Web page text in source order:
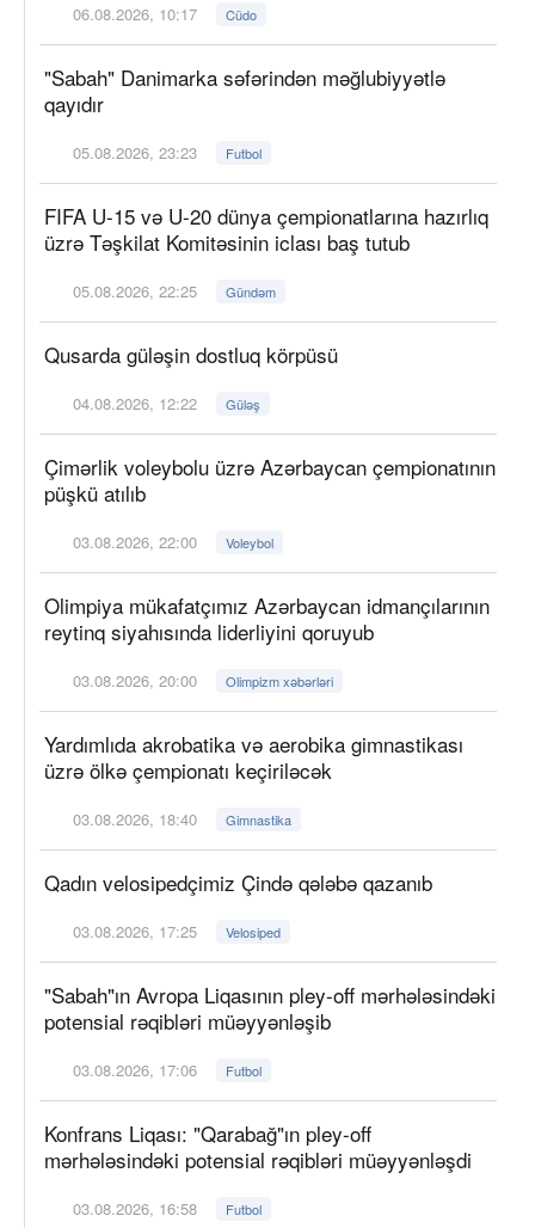
06.08.2026, 10:17 Cüdo
"Sabah" Danimarka səfərindən məğlubiyyətlə
qayıdır
05.08.2026, 23:23 Futbol
FIFA U-15 və U-20 dünya çempionatlarına hazırlıq
üzrə Təşkilat Komitəsinin iclası baş tutub
05.08.2026, 22:25 Gündəm
Qusarda güləşin dostluq körpüsü
04.08.2026, 12:22 Güləş
Çimərlik voleybolu üzrə Azərbaycan çempionatının
püşkü atılıb
03.08.2026, 22:00 Voleybol
Olimpiya mükafatçımız Azərbaycan idmançılarının
reytinq siyahısında liderliyini qoruyub
03.08.2026, 20:00 Olimpizm xəbərləri
Yardımlıda akrobatika və aerobika gimnastikası
üzrə ölkə çempionatı keçiriləcək
03.08.2026, 18:40 Gimnastika
Qadın velosipedçimiz Çində qələbə qazanıb
03.08.2026, 17:25 Velosiped
"Sabah"ın Avropa Liqasının pley-off mərhələsindəki
potensial rəqibləri müəyyənləşib
03.08.2026, 17:06 Futbol
Konfrans Liqası: "Qarabağ"ın pley-off
mərhələsindəki potensial rəqibləri müəyyənləşdi
03.08.2026, 16:58 Futbol